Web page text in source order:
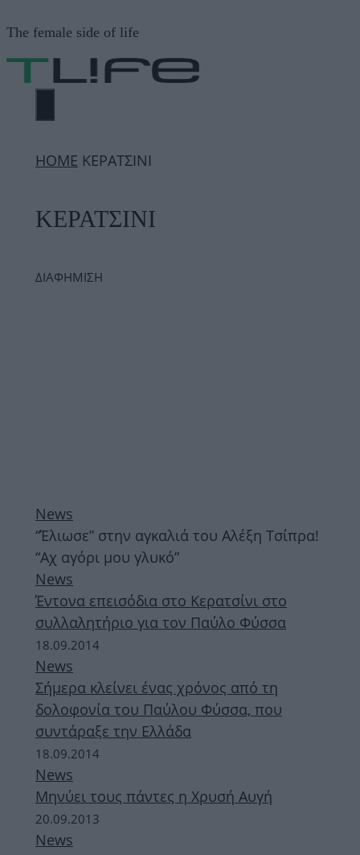
σε
περιεχόμενο
The female side of life
ΜΕΝΟΎ
ΗΟΜΕ ΚΕΡΑΤΣΙΝΙ
ΚΕΡΑΤΣΙΝΙ
ΔΙΑΦΗΜΙΣΗ
News
“Έλιωσε” στην αγκαλιά του Αλέξη Τσίπρα!
“Αχ αγόρι μου γλυκό”
News
Έντονα επεισόδια στο Κερατσίνι στο
συλλαλητήριο για τον Παύλο Φύσσα
18.09.2014
News
Σήμερα κλείνει ένας χρόνος από τη
δολοφονία του Παύλου Φύσσα, που
συντάραξε την Ελλάδα
18.09.2014
News
Μηνύει τους πάντες η Χρυσή Αυγή
20.09.2013
News